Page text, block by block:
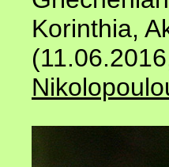
Korinthia,